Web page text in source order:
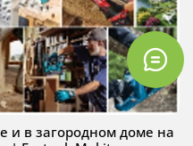
и в загородном доме на